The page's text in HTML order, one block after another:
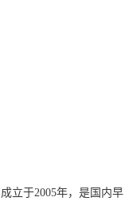
立于2005年，是国内早